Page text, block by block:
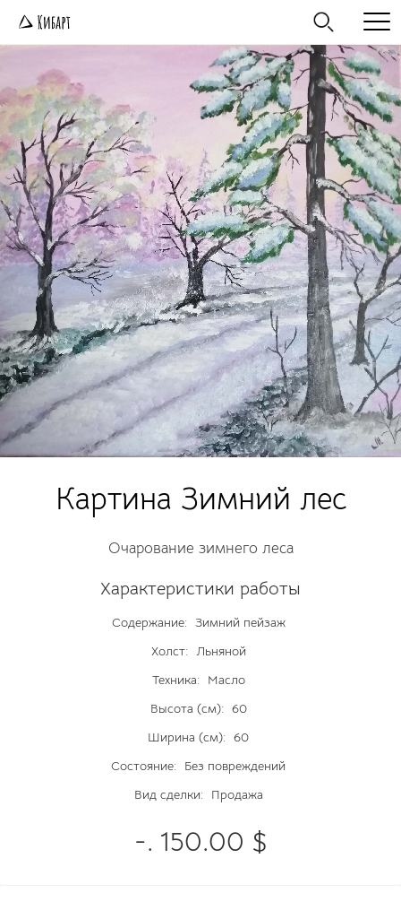
Картина Зимний лес
Очарование зимнего леса
Характеристики работы
Содержание: Зимний пейзаж
Холст: Льняной
Техника:
Масло
Высота (см): 60
Ширина (см): 60
Состояние:
Без повреждений
Вид сделки:
Продажа
-. 150.00 $